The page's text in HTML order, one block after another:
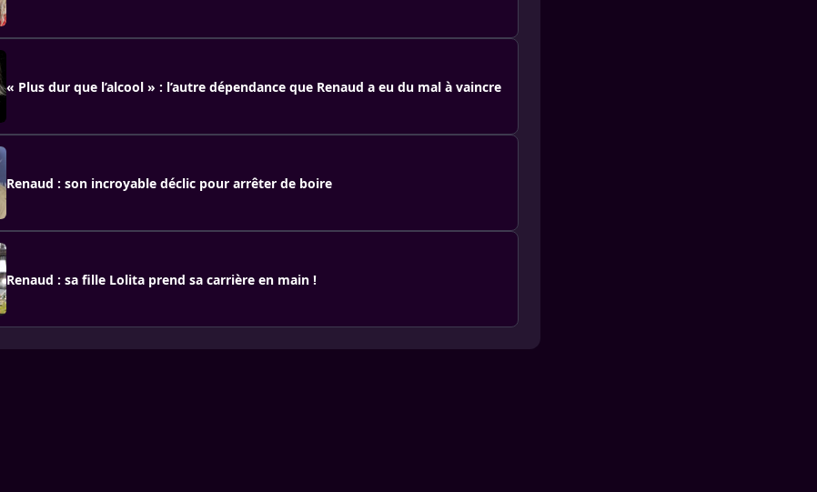
« Plus dur que l’alcool » : l’autre dépendance que Renaud a eu du mal à vaincre
Renaud : son incroyable déclic pour arrêter de boire
Renaud : sa fille Lolita prend sa carrière en main !